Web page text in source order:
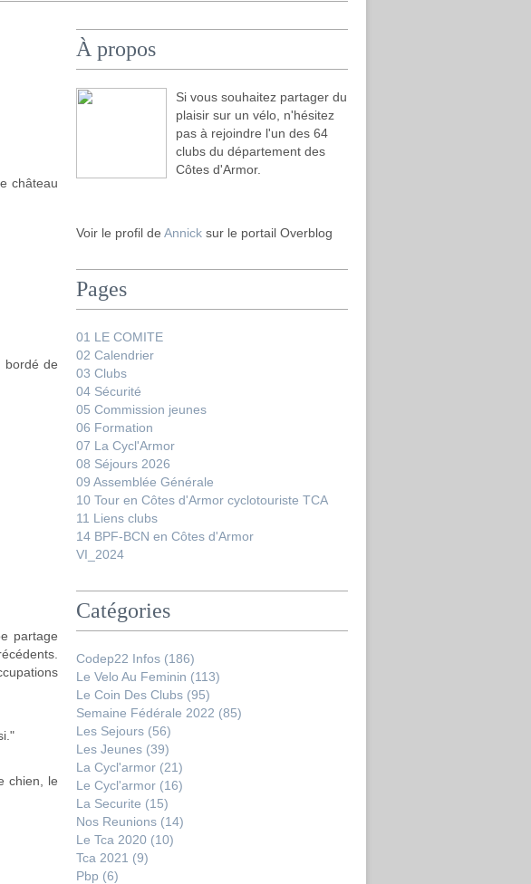
château
bordé de
partage
chien, le
À propos
Si vous souhaitez partager du
plaisir sur un vélo, n'hésitez
pas à rejoindre l'un des 64
clubs du département des
Côtes d'Armor.
Voir le profil de Annick sur le portail Overblog
Pages
01 LE COMITE
02 Calendrier
03 Clubs
04 Sécurité
05 Commission jeunes
06 Formation
07 La Cycl'Armor
08 Séjours 2026
09 Assemblée Générale
10 Tour en Côtes d'Armor cyclotouriste TCA
11 Liens clubs
14 BPF-BCN en Côtes d'Armor
VI_2024
Catégories
Codep22 Infos (186)
Le Velo Au Feminin (113)
Le Coin Des Clubs (95)
Semaine Fédérale 2022 (85)
Les Sejours (56)
Les Jeunes (39)
La Cycl'armor (21)
Le Cycl'armor (16)
La Securite (15)
Nos Reunions (14)
Le Tca 2020 (10)
Tca 2021 (9)
Pbp (6)